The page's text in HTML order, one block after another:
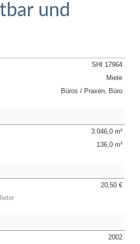
und
SHI 17964
Miete
Büros / Praxen, Büro
3.046,0 m²
136,0 m²
20,50 €
2002